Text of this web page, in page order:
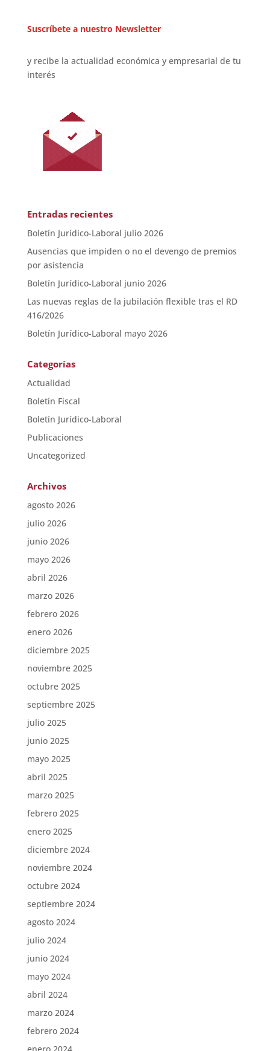
Suscríbete a nuestro Newsletter
y recibe la actualidad económica y empresarial de tu
interés
Entradas recientes
Boletín Jurídico-Laboral julio 2026
Ausencias que impiden o no el devengo de premios
por asistencia
Boletín Jurídico-Laboral junio 2026
Las nuevas reglas de la jubilación flexible tras el RD
416/2026
Boletín Jurídico-Laboral mayo 2026
Categorías
Actualidad
Boletín Fiscal
Boletín Jurídico-Laboral
Publicaciones
Uncategorized
Archivos
agosto 2026
julio 2026
junio 2026
mayo 2026
abril 2026
marzo 2026
febrero 2026
enero 2026
diciembre 2025
noviembre 2025
octubre 2025
septiembre 2025
julio 2025
junio 2025
mayo 2025
abril 2025
marzo 2025
febrero 2025
enero 2025
diciembre 2024
noviembre 2024
octubre 2024
septiembre 2024
agosto 2024
julio 2024
junio 2024
mayo 2024
abril 2024
marzo 2024
febrero 2024